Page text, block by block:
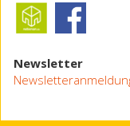
Newsletter